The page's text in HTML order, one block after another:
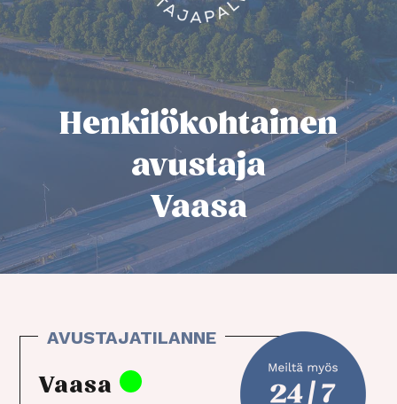
Henkilö­­kohtainen
avustaja
Vaasa
Vaasa